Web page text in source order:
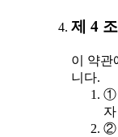
제 4
이 약관
니다.
①
자
②